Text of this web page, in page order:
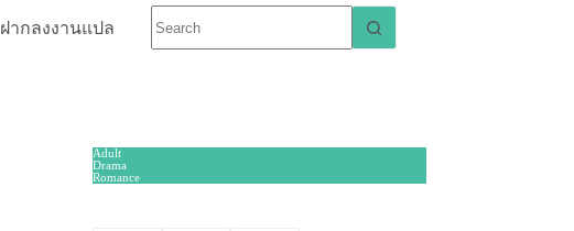
ฝากลงงานแปล
Adult
Drama
Romance